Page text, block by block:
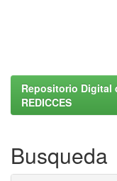
Repositorio Digital
REDICCES
Busqueda